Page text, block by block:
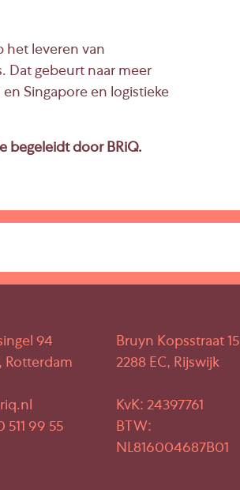
het leveren van
Dat gebeurt naar meer
Singapore en logistieke
begeleidt door BRiQ.
94
Rotterdam
511 99 55
Bruyn Kopsstraat 15
2288 EC, Rijswijk
KvK: 24397761
BTW:
NL816004687B01